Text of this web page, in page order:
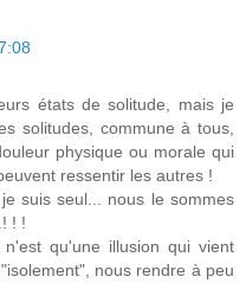
états de solitude, mais je
solitudes, commune à tous,
physique ou morale qui
ressentir les autres !
suis seul... nous le sommes
! !
qu'une illusion qui vient
nous rendre à peu